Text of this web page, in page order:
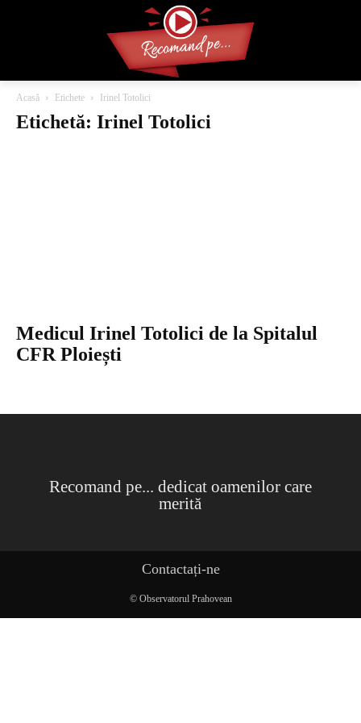
Acasă Etichete Irinel Totolici
Etichetă: Irinel Totolici
Medicul Irinel Totolici de la Spitalul
CFR Ploiești
Recomand pe... dedicat oamenilor care
merită
Contactați-ne
© Observatorul Prahovean